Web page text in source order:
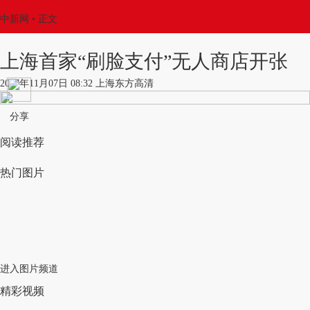
中新网 • 正文
上海首家“刷脸支付”无人商店开张
2017年11月07日 08:32 上海东方高清
分享
阅读推荐
热门图片
进入图片频道
精彩视频